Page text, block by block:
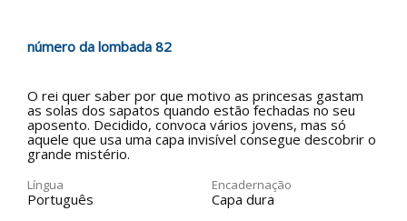
número da lombada 82
O rei quer saber por que motivo as princesas gastam
as solas dos sapatos quando estão fechadas no seu
aposento. Decidido, convoca vários jovens, mas só
aquele que usa uma capa invisível consegue descobrir o
grande mistério.
Língua
Português
Encadernação
Capa dura